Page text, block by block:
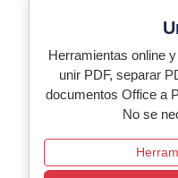
Herramientas online
unir PDF, separar
documentos Office a
No se